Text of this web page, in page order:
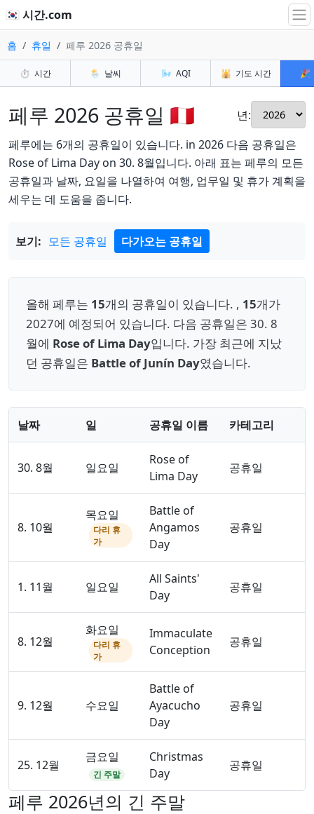
🇰🇷 시간.com
홈 휴일 페루 2026 공휴일
⏱️ 시간 🌦️ 날씨 🌬️ AQI 🕌 기도 시간 🎉
페루 2026 공휴일 🇵🇪
년:
페루에는 6개의 공휴일이 있습니다. in 2026 다음 공휴일은
Rose of Lima Day on 30. 8월입니다. 아래 표는 페루의 모든
공휴일과 날짜, 요일을 나열하여 여행, 업무일 및 휴가 계획을
세우는 데 도움을 줍니다.
보기: 모든 공휴일 다가오는 공휴일
올해 페루는 15개의 공휴일이 있습니다. , 15개가
2027에 예정되어 있습니다. 다음 공휴일은 30. 8
월에 Rose of Lima Day입니다. 가장 최근에 지났
던 공휴일은 Battle of Junín Day였습니다.
날짜 일 공휴일 이름 카테고리
30. 8월 일요일
Rose of
Lima Day
공휴일
8. 10월
목요일
다리 휴
가
Battle of
Angamos
Day
공휴일
1. 11월 일요일
All Saints'
Day
공휴일
8. 12월
화요일
다리 휴
가
Immaculate
Conception
공휴일
9. 12월 수요일
Battle of
Ayacucho
Day
공휴일
25. 12월
금요일
긴 주말
Christmas
Day
공휴일
페루 2026년의 긴 주말